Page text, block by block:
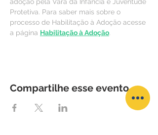
Protetiva. Para saber mais sobre o
processo de Habilitação à Adoção acesse
a página Habilitação à Adoção.
Compartilhe esse evento